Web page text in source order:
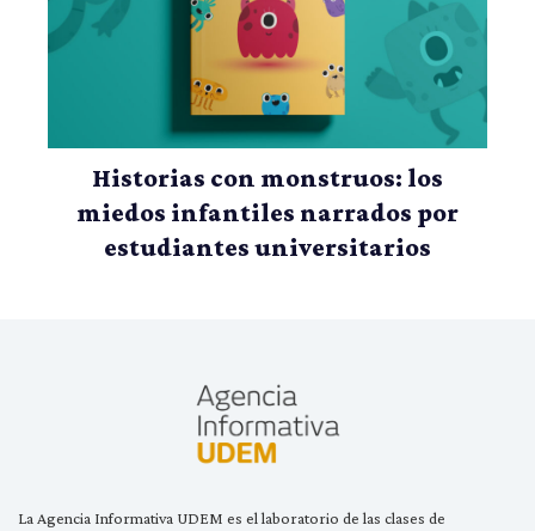
Historias con monstruos: los
miedos infantiles narrados por
estudiantes universitarios
La Agencia Informativa UDEM es el laboratorio de las clases de